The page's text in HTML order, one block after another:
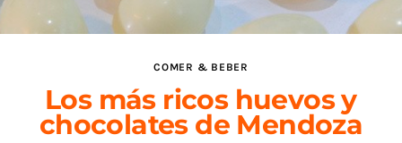
TENDENCIAS
AGENDA
COMER & BEBER
Los más ricos huevos y
chocolates de Mendoza